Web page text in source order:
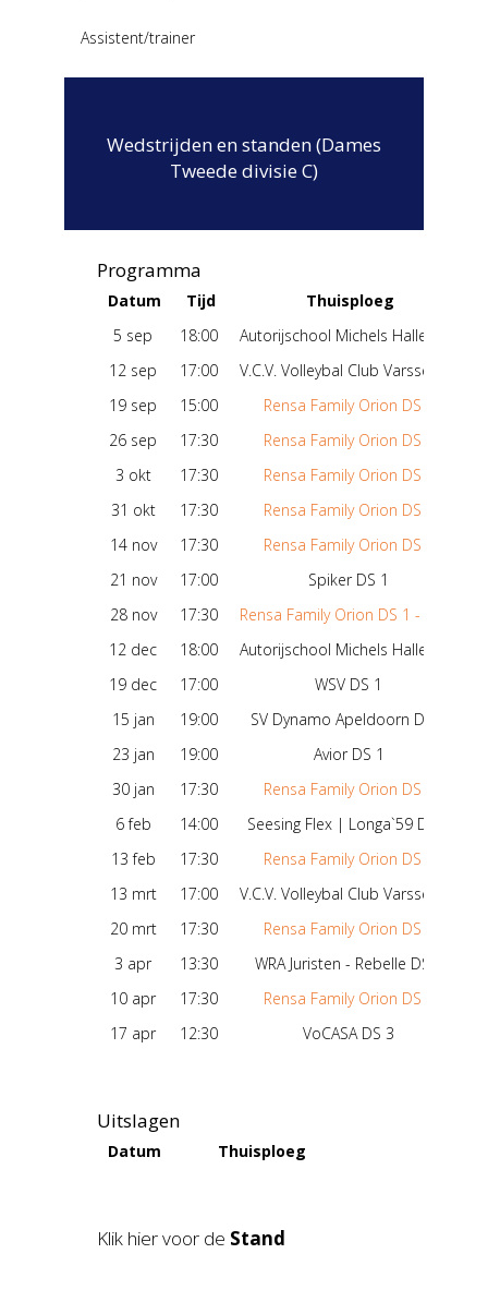
Assistent/trainer
Wedstrijden en standen (Dames
Tweede divisie C)
Programma
Datum Tijd
Thuisploeg
5 sep
18:00
12 sep
17:00
19 sep
15:00 Rensa Family Orion DS 1
26 sep
17:30 Rensa Family Orion DS 1
3 okt
17:30 Rensa Family Orion DS 1
31 okt
17:30 Rensa Family Orion DS 1
14 nov
17:30 Rensa Family Orion DS 1
21 nov
17:00 Spiker DS 1
28 nov
17:30
12 dec
18:00
19 dec
17:00 WSV DS 1
15 jan
19:00 SV Dynamo Apeldoorn DS 4
23 jan
19:00 Avior DS 1
30 jan
17:30 Rensa Family Orion DS 1
6 feb
14:00 Seesing Flex | Longa`59 DS 2
13 feb
17:30 Rensa Family Orion DS 1
13 mrt
17:00
20 mrt
17:30 Rensa Family Orion DS 1
3 apr
13:30 WRA Juristen - Rebelle DS 1
10 apr
17:30 Rensa Family Orion DS 1
17 apr
12:30 VoCASA DS 3
Uitslagen
Datum Thuisploeg
Klik hier voor de Stand